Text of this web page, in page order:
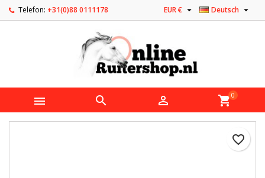
Telefon: +31(0)88 0111178 Deutsch 
EUR € 
   shopping_cart0
favorite_border